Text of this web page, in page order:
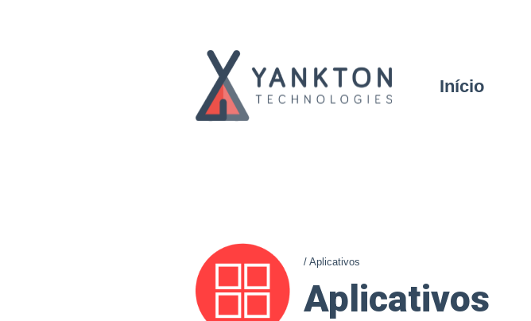
Início
/ Aplicativos
Aplicativos